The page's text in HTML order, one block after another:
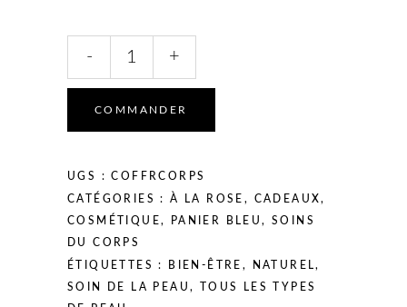
- +
COMMANDER
UGS :COFFRCORPS
CATÉGORIES :À LA ROSE , CADEAUX,
COSMÉTIQUE, PANIER BLEU,SOINS
DU CORPS
ÉTIQUETTES : BIEN-ÊTRE , NATUREL,
SOIN DE LA PEAU,
TOUS LES TYPES